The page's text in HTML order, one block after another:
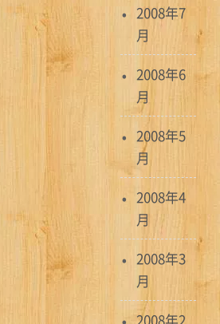
2008年7
月
2008年6
月
2008年5
月
2008年4
月
2008年3
月
2008年2